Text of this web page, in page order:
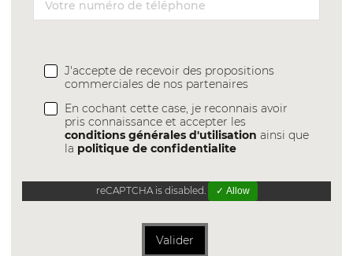
J'accepte de recevoir des propositions
commerciales de nos partenaires
En cochant cette case, je reconnais avoir
pris connaissance et accepter les
conditions générales d'utilisation ainsi que
la politique de confidentialite
reCAPTCHA is disabled. ✓ Allow
Valider